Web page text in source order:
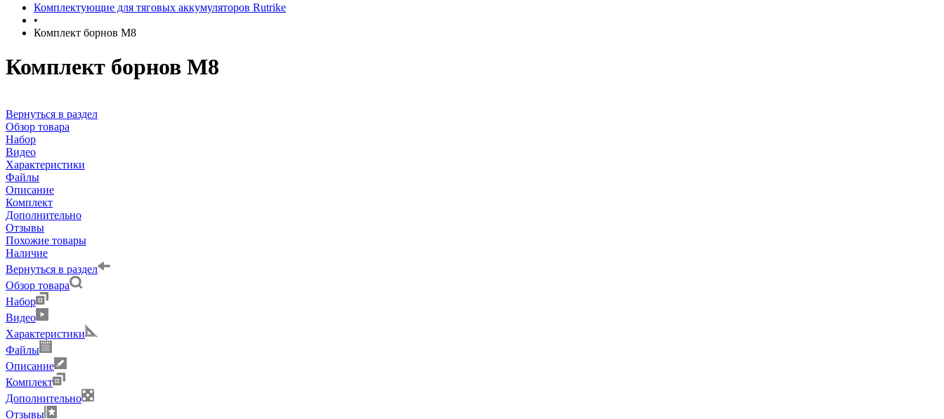
Комплектующие для тяговых аккумуляторов Rutrike
•
Комплект борнов М8
Комплект борнов М8
Вернуться в раздел
Обзор товара
Набор
Видео
Характеристики
Файлы
Описание
Комплект
Дополнительно
Отзывы
Похожие товары
Наличие
Вернуться в раздел
Обзор товара
Набор
Видео
Характеристики
Файлы
Описание
Комплект
Дополнительно
Отзывы